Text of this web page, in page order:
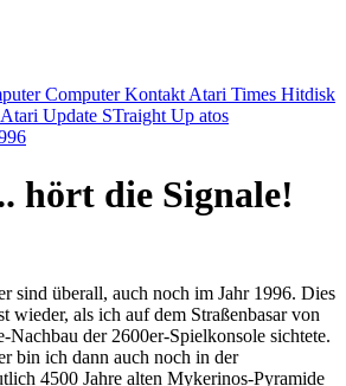
Computer Kontakt Atari Times Hitdisk
Atari Update STraight Up atos
hört die Signale!
sind überall, auch noch im Jahr 1996. Dies
wieder, als ich auf dem Straßenbasar von
Nachbau der 2600er-Spielkonsole sichtete.
bin ich dann auch noch in der
4500 Jahre alten Mykerinos-Pyramide